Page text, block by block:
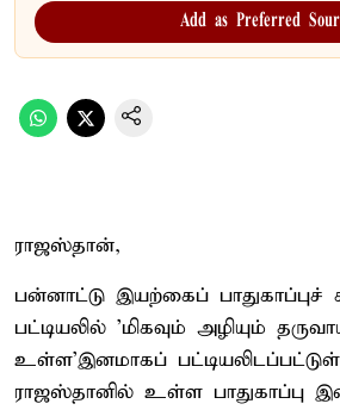
Add as Preferred
ராஜஸ்தான்,
பன்னாட்டு இயற்கைப் பாதுகாப்புச்
பட்டியலில் 'மிகவும் அழியும்
உள்ள'இனமாகப்
ராஜஸ்தானில் உள்ள பாதுகாப்பு